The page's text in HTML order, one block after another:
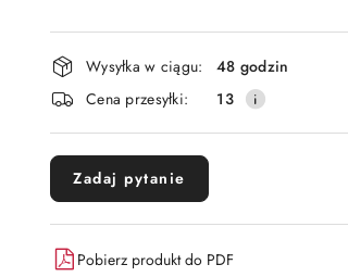
Dostępność
i
dostawa
Wysyłka w ciągu:
48 godzin
Cena przesyłki:
13
Zadaj pytanie
Pobierz produkt do PDF